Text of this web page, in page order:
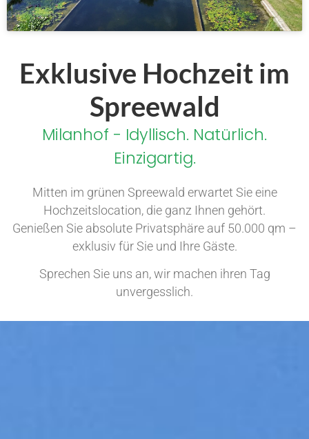
Exklusive Hochzeit im
Spreewald
Milanhof - Idyllisch. Natürlich.
Einzigartig.
Mitten im grünen Spreewald erwartet Sie eine
Hochzeitslocation, die ganz Ihnen gehört.
Genießen Sie absolute Privatsphäre auf 50.000 qm –
exklusiv für Sie und Ihre Gäste.
Sprechen Sie uns an, wir machen ihren Tag
unvergesslich.